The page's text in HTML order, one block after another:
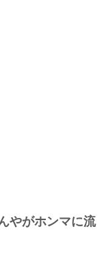
やがホンマに流